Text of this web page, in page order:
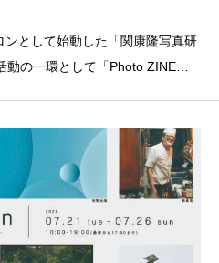
として始動した「関康隆写真研
の一環として「Photo ZINE展 2